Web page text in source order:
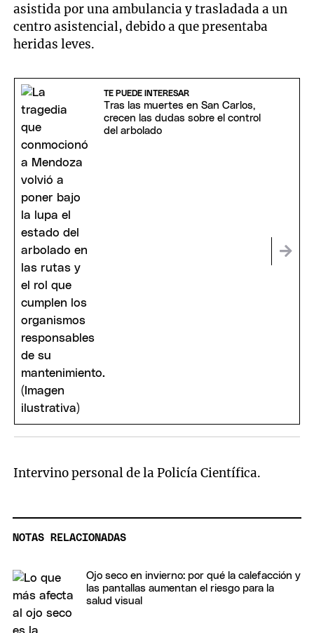
asistida por una ambulancia y trasladada a un
centro asistencial, debido a que presentaba
heridas leves.
TE PUEDE INTERESAR
Tras las muertes en San Carlos,
crecen las dudas sobre el control
del arbolado
Intervino personal de la Policía Científica.
NOTAS RELACIONADAS
Ojo seco en invierno: por qué la calefacción y
las pantallas aumentan el riesgo para la
salud visual